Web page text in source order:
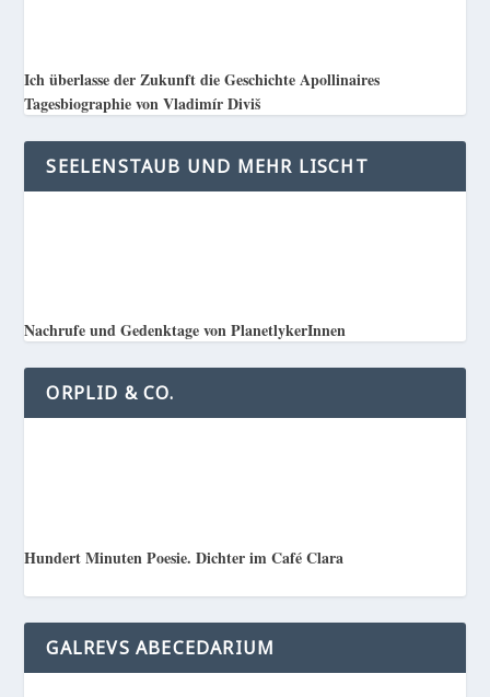
Ich überlasse der Zukunft die Geschichte Apollinaires
Tagesbiographie von Vladimír Diviš
SEELENSTAUB UND MEHR LISCHT
Nachrufe und Gedenktage von PlanetlykerInnen
ORPLID & CO.
Hundert Minuten Poesie. Dichter im Café Clara
GALREVS ABECEDARIUM